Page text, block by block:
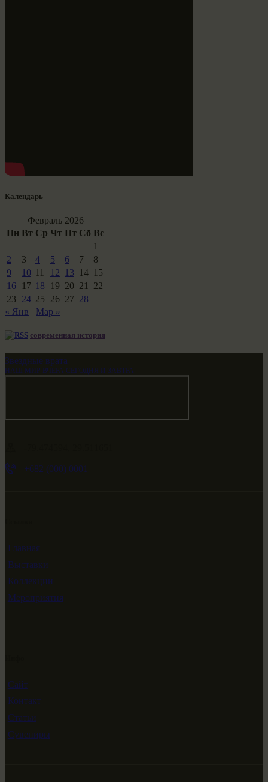
Календарь
Февраль 2026
Пн Вт Ср Чт Пт Сб Вс
1
2
3 4 5 6 7
8
9
10 11 12 13 14 15
16
17 18 19 20 21
22
23
24 25 26 27 28
« Янв
Мар »
современная история
Звездные врата
НАШ МИР ВЧЕРА СЕГОДНЯ И ЗАВТРА
+682 (000) 0001
Главная
Выставки
Коллекции
Мероприятия
Сайт
Контакт
Статьи
Сувениры